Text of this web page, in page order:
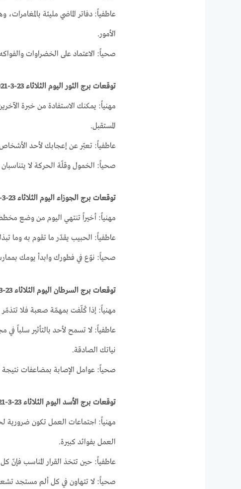
عاطفياً: دفاتر الماضي مليئة
الأمور.
صحياً: الاعتماد على الخضراوات
توقعات برج الثور اليوم الثلاثاء 23-3-2021
مهنياً: يمكنك الاستفادة من خبرة
المستقبل.
عاطفياً: تعبّر عن إعجابك لأحد
صحياً: الخمول وقلّة الحركة لا
توقعات برج الجوزاء اليوم الثلاثاء 23-3-2021
مهنياً: أخيراً تنتهي اليوم من وضع
عاطفياً: الحبيب يقدّر ما تقوم به وما
صحياً: نوّع في فطورك وابدأ يومك
توقعات برج السرطان اليوم الثلاثاء 23-3-2021
مهنياً: إذا كُلّفت بمهمّة صعبة فلا
عاطفياً: لا تسمح لأحد بالتأثير سلباً
نياتك الصادقة.
صحياً: عوامل الإصابة بمضاعفات
توقعات برج الأسد اليوم الثلاثاء 23-3-2021
مهنياً: اجتماعات العمل تكون ضرورية
العمل بفوائد كبيرة.
عاطفياً: حين تتخذ القرار المناسب فإنّ كل
صحياً: لا تتهاون في كل ألم مستجد